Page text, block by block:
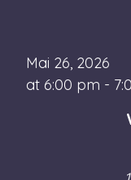
Mai 26, 2026
at 6:00 pm -